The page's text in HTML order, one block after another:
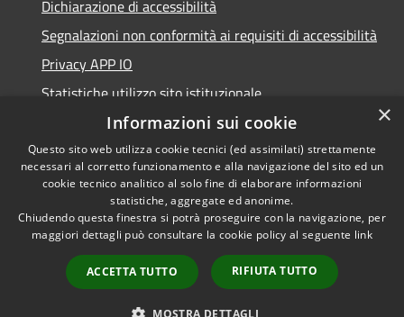
Dichiarazione di accessibilità
Segnalazioni non conformità ai requisiti di accessibilità
Privacy APP IO
Statistiche utilizzo sito istituzionale
Qualità dei Servizi Comunali
RSS
Accessibilità
Copyright © 2023 •
Città di Peschiera
Borromeo •
Powered byMunicipium
×
Informazioni sui cookie
Questo sito web utilizza cookie tecnici (ed assimilati) strettamente
necessari al corretto funzionamento e alla navigazione del sito ed un
cookie tecnico analitico al solo fine di elaborare informazioni
statistiche, aggregate ed anonime.
Chiudendo questa finestra si potrà proseguire con la navigazione, per
maggiori dettagli può consultare la cookie policy al seguente link
ACCETTA TUTTO RIFIUTA TUTTO
MOSTRA DETTAGLI